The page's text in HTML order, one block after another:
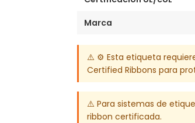
Marca
⚠️ ⚙️ Esta etiqueta
Certified Ribbons para
⚠️ Para sistemas de
ribbon certificada.